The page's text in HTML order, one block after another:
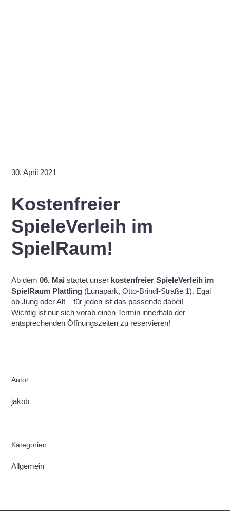
30. April 2021
Kostenfreier
SpieleVerleih im
SpielRaum!
Ab dem 06. Mai startet unserkostenfreier SpieleVerleih im
SpielRaum Plattling(Lunapark, Otto-Brindl-Straße 1). Egal
ob Jung oder Alt – für jeden ist das passende dabei!
Wichtig ist nur sich vorab einen Termin innerhalb der
entsprechenden Öffnungszeiten zu reservieren!
Autor:
jakob
Kategorien:
Allgemein